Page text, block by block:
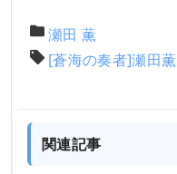
瀬田 薫
[蒼海の奏者]瀬田薫
関連記事